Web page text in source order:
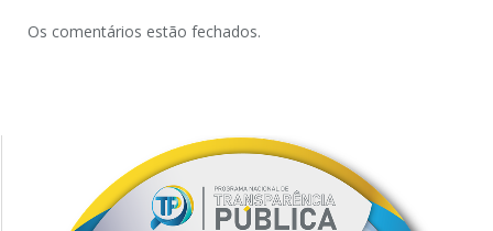
Os comentários estão fechados.